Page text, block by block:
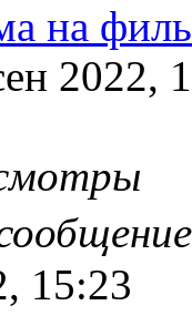
на
2022,
15:23